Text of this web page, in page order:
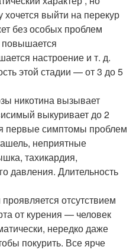
хочется выйти на перекур
без особых проблем
повышается
настроение и т. д.
этой стадии — от 3 до 5
никотина вызывает
выкуривает до 2
первые симптомы проблем
неприятные
тахикардия,
давления. Длительность
отсутствием
от курения — человек
нередко даже
покурить. Все ярче